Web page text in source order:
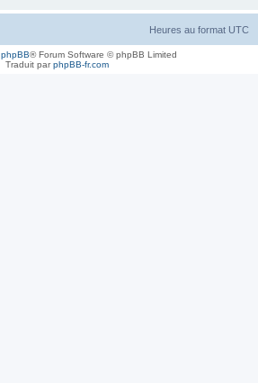
Heures au format UTC
phpBB® Forum Software © phpBB Limited
Traduit parphpBB-fr.com